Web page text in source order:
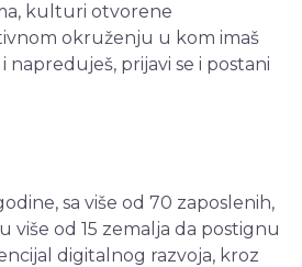
kulturi otvorene
okruženju u kom imaš
napreduješ, prijavi se i postani
sa više od 70 zaposlenih,
više od 15 zemalja da postignu
digitalnog razvoja, kroz